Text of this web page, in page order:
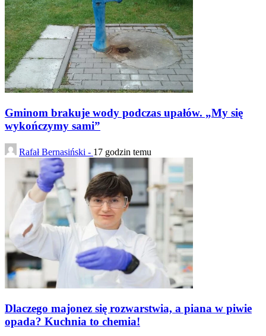
Gminom brakuje wody podczas upałów. „My się
wykończymy sami”
Rafał Bernasiński - 17 godzin temu
Dlaczego majonez się rozwarstwia, a piana w piwie
opada? Kuchnia to chemia!